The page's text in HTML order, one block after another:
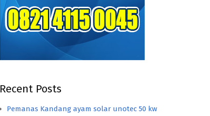
Recent Posts
Pemanas Kandang ayam solar unotec 50 kw